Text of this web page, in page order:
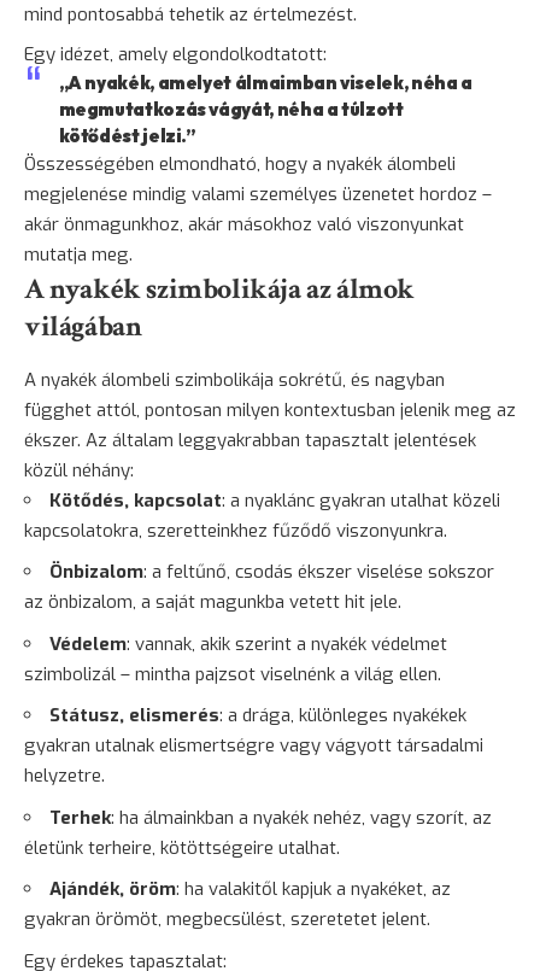
mind pontosabbá tehetik az értelmezést.
Egy idézet, amely elgondolkodtatott:
„A nyakék, amelyet álmaimban viselek, néha a
megmutatkozás vágyát, néha a túlzott
kötődést jelzi.”
Összességében elmondható, hogy a nyakék álombeli
megjelenése mindig valami személyes üzenetet hordoz –
akár önmagunkhoz, akár másokhoz való viszonyunkat
mutatja meg.
A nyakék szimbolikája az álmok
világában
A nyakék álombeli szimbolikája sokrétű, és nagyban
függhet attól, pontosan milyen kontextusban jelenik meg az
ékszer. Az általam leggyakrabban tapasztalt jelentések
közül néhány:
Kötődés, kapcsolat: a nyaklánc gyakran utalhat közeli
kapcsolatokra, szeretteinkhez fűződő viszonyunkra.
Önbizalom: a feltűnő, csodás ékszer viselése sokszor
az önbizalom, a saját magunkba vetett hit jele.
Védelem: vannak, akik szerint a nyakék védelmet
szimbolizál – mintha pajzsot viselnénk a világ ellen.
Státusz, elismerés: a drága, különleges nyakékek
gyakran utalnak elismertségre vagy vágyott társadalmi
helyzetre.
Terhek: ha álmainkban a nyakék nehéz, vagy szorít, az
életünk terheire, kötöttségeire utalhat.
Ajándék, öröm: ha valakitől kapjuk a nyakéket, az
gyakran örömöt, megbecsülést, szeretetet jelent.
Egy érdekes tapasztalat: